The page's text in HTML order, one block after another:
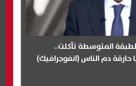
المتوسطة تآكلت..
حارقة دم الناس (انفوجرافيك)